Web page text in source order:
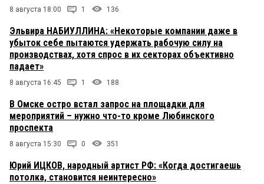
8 августа 18:00 1 136
Эльвира НАБИУЛЛИНА: «Некоторые компании даже в
убыток себе пытаются удержать рабочую силу на
производствах, хотя спрос в их секторах объективно
падает»
8 августа 16:45 1 188
В Омске остро встал запрос на площадки для
мероприятий – нужно что-то кроме Любинского
проспекта
8 августа 15:30 0 351
Юрий ИЦКОВ, народный артист РФ: «Когда достигаешь
потолка, становится неинтересно»